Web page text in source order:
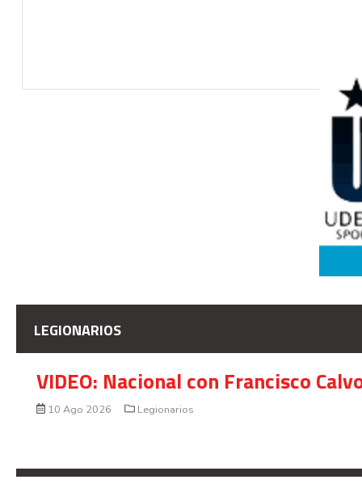
LEGIONARIOS
VIDEO: Nacional con Francisco
10 Ago 2026 Legionarios